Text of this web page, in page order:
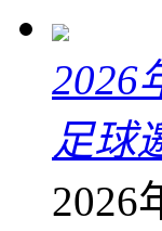
2026
足球
2026